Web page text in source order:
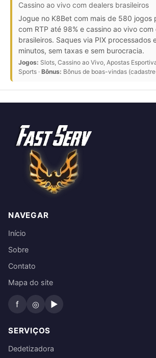
Cassino ao vivo com dealers brasileiros
Jogue no K8Bet com mais de 580 jogos
com RTP até 98% e cassino ao vivo com
brasileiros. Saques via PIX processados
minutos, sem taxas e sem burocracia.
Jogos: Slots, Cassino ao Vivo, Apostas
Sports · Bônus: Bônus de boas-vindas
NAVEGAR
Início
Sobre
Contato
Mapa do site
f ◎ ▶
SERVIÇOS
Dedetizadora